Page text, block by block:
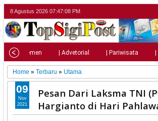
8 Agustus 2026 07:47:09 PM
| Parlemen | Advetorial | Pariwisata
Home »Terbaru » Utama
Pesan Dari Laksma TNI
Hargianto di Hari
09
Nov
2021